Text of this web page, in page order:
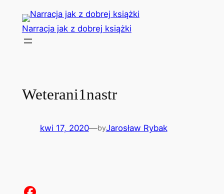
Przejdź
treści
Narracja jak z dobrej książki
Weterani1nastr
kwi 17, 2020—byJarosław Rybak